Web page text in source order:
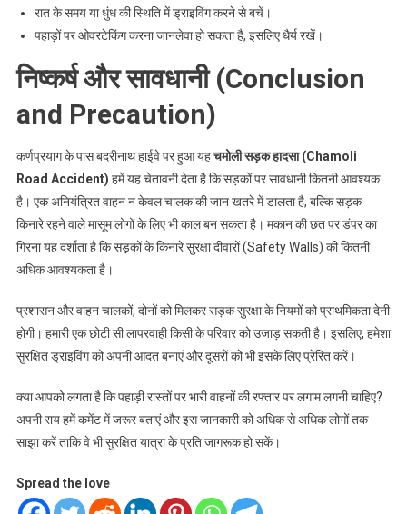
रात के समय या धुंध की स्थिति में ड्राइविंग करने से बचें।
पहाड़ों पर ओवरटेकिंग करना जानलेवा हो सकता है, इसलिए धैर्य रखें।
निष्कर्ष और सावधानी (Conclusion
and Precaution)
कर्णप्रयाग के पास बदरीनाथ हाईवे पर हुआ यहचमोली सड़क हादसा (Chamoli
Road Accident) हमें यह चेतावनी देता है कि सड़कों पर सावधानी कितनी आवश्यक
है। एक अनियंत्रित वाहन न केवल चालक की जान खतरे में डालता है, बल्कि सड़क
किनारे रहने वाले मासूम लोगों के लिए भी काल बन सकता है। मकान की छत पर डंपर का
गिरना यह दर्शाता है कि सड़कों के किनारे सुरक्षा दीवारों (Safety Walls) की कितनी
अधिक आवश्यकता है।
प्रशासन और वाहन चालकों, दोनों को मिलकर सड़क सुरक्षा के नियमों को प्राथमिकता देनी
होगी। हमारी एक छोटी सी लापरवाही किसी के परिवार को उजाड़ सकती है। इसलिए, हमेशा
सुरक्षित ड्राइविंग को अपनी आदत बनाएं और दूसरों को भी इसके लिए प्रेरित करें।
क्या आपको लगता है कि पहाड़ी रास्तों पर भारी वाहनों की रफ्तार पर लगाम लगनी चाहिए?
अपनी राय हमें कमेंट में जरूर बताएं और इस जानकारी को अधिक से अधिक लोगों तक
साझा करें ताकि वे भी सुरक्षित यात्रा के प्रति जागरूक हो सकें।
Spread the love